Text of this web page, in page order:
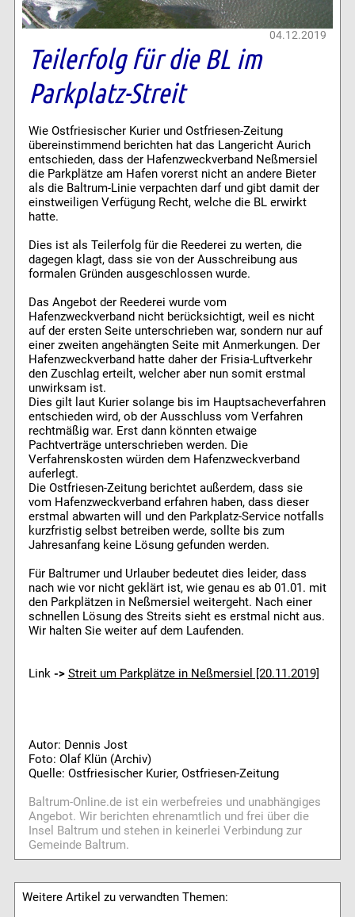
04.12.2019
Teilerfolg für die BL im
Parkplatz-Streit
Wie Ostfriesischer Kurier und Ostfriesen-Zeitung
übereinstimmend berichten hat das Langericht Aurich
entschieden, dass der Hafenzweckverband Neßmersiel
die Parkplätze am Hafen vorerst nicht an andere Bieter
als die Baltrum-Linie verpachten darf und gibt damit der
einstweiligen Verfügung Recht, welche die BL erwirkt
hatte.
Dies ist als Teilerfolg für die Reederei zu werten, die
dagegen klagt, dass sie von der Ausschreibung aus
formalen Gründen ausgeschlossen wurde.
Das Angebot der Reederei wurde vom
Hafenzweckverband nicht berücksichtigt, weil es nicht
auf der ersten Seite unterschrieben war, sondern nur auf
einer zweiten angehängten Seite mit Anmerkungen. Der
Hafenzweckverband hatte daher der Frisia-Luftverkehr
den Zuschlag erteilt, welcher aber nun somit erstmal
unwirksam ist.
Dies gilt laut Kurier solange bis im Hauptsacheverfahren
entschieden wird, ob der Ausschluss vom Verfahren
rechtmäßig war. Erst dann könnten etwaige
Pachtverträge unterschrieben werden. Die
Verfahrenskosten würden dem Hafenzweckverband
auferlegt.
Die Ostfriesen-Zeitung berichtet außerdem, dass sie
vom Hafenzweckverband erfahren haben, dass dieser
erstmal abwarten will und den Parkplatz-Service notfalls
kurzfristig selbst betreiben werde, sollte bis zum
Jahresanfang keine Lösung gefunden werden.
Für Baltrumer und Urlauber bedeutet dies leider, dass
nach wie vor nicht geklärt ist, wie genau es ab 01.01. mit
den Parkplätzen in Neßmersiel weitergeht. Nach einer
schnellen Lösung des Streits sieht es erstmal nicht aus.
Wir halten Sie weiter auf dem Laufenden.
Link -> Streit um Parkplätze in Neßmersiel [20.11.2019]
Autor: Dennis Jost
Foto: Olaf Klün (Archiv)
Quelle: Ostfriesischer Kurier, Ostfriesen-Zeitung
Baltrum-Online.de ist ein werbefreies und unabhängiges
Angebot. Wir berichten ehrenamtlich und frei über die
Insel Baltrum und stehen in keinerlei Verbindung zur
Gemeinde Baltrum.
Weitere Artikel zu verwandten Themen: